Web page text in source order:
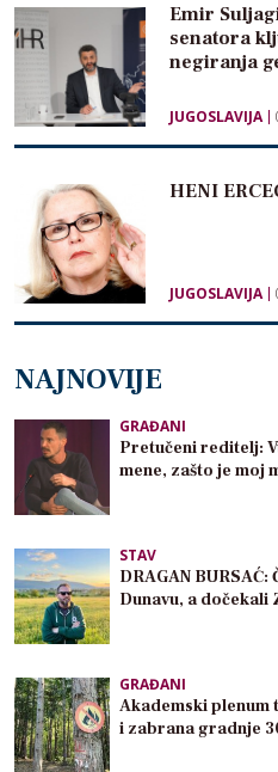
Emir
senatora
negiranja
JUGOSLAVIJA
HENI
JUGOSLAVIJA
NAJNOVIJE
GRAĐANI
Pretučeni reditelj:
mene, zašto je moj
STAV
DRAGAN
Dunavu, a
GRAĐANI
Akademski plenum
i zabrana gradnje